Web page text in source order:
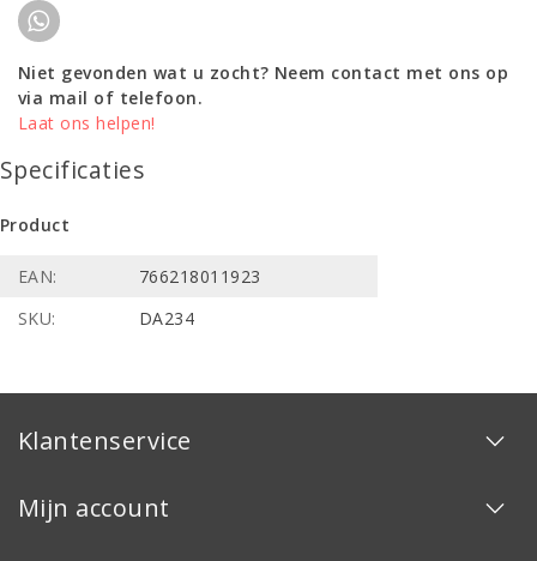
Niet gevonden wat u zocht? Neem contact met ons op
via mail of telefoon.
Laat ons helpen!
Specificaties
Product
EAN:
766218011923
SKU:
DA234
Klantenservice
Mijn account